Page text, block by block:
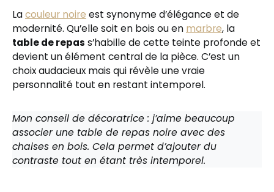
Lacouleur noire est synonyme d’élégance et de
modernité. Qu’elle soit en bois ou en marbre, la
table de repas s’habille de cette teinte profonde et
devient un élément central de la pièce. C’est un
choix audacieux mais qui révèle une vraie
personnalité tout en restant intemporel.
Mon conseil de décoratrice : j’aime beaucoup
associer une table de repas noire avec des
chaises en bois. Cela permet d’ajouter du
contraste tout en étant très intemporel.